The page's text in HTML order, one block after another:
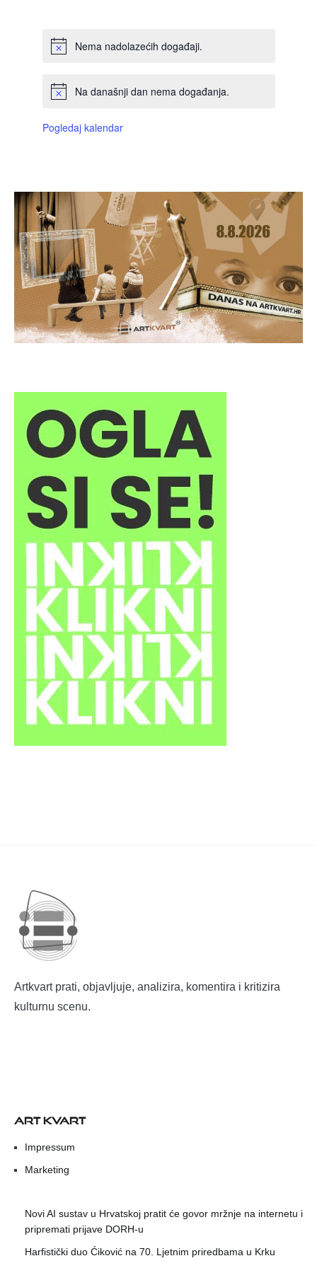
Nema nadolazećih događaji.
Na današnji dan nema događanja.
Pogledaj kalendar
Artkvart prati, objavljuje, analizira, komentira i kritizira
kulturnu scenu.
ART KVART
Impressum
Marketing
Novi AI sustav u Hrvatskoj pratit će govor mržnje na internetu i
pripremati prijave DORH-u
Harfistički duo Ćiković na 70. Ljetnim priredbama u Krku